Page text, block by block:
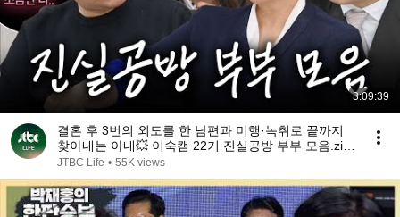
3:09:39
결혼 후 3번의 외도를 한 남편과 미행·녹취로 끝까지
찾아내는 아내💥 이숙캠 22기 진실공방 부부 모음.zip |
이혼숙려캠프 | JTBC 260716 방송 외
JTBC Life • 55K views